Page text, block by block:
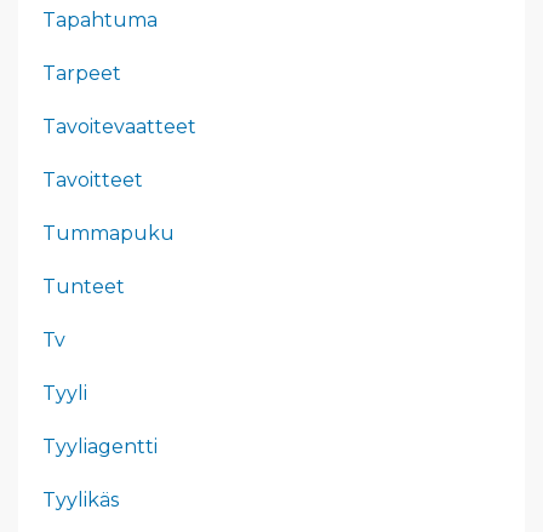
Tapahtuma
Tarpeet
Tavoitevaatteet
Tavoitteet
Tummapuku
Tunteet
Tv
Tyyli
Tyyliagentti
Tyylikäs